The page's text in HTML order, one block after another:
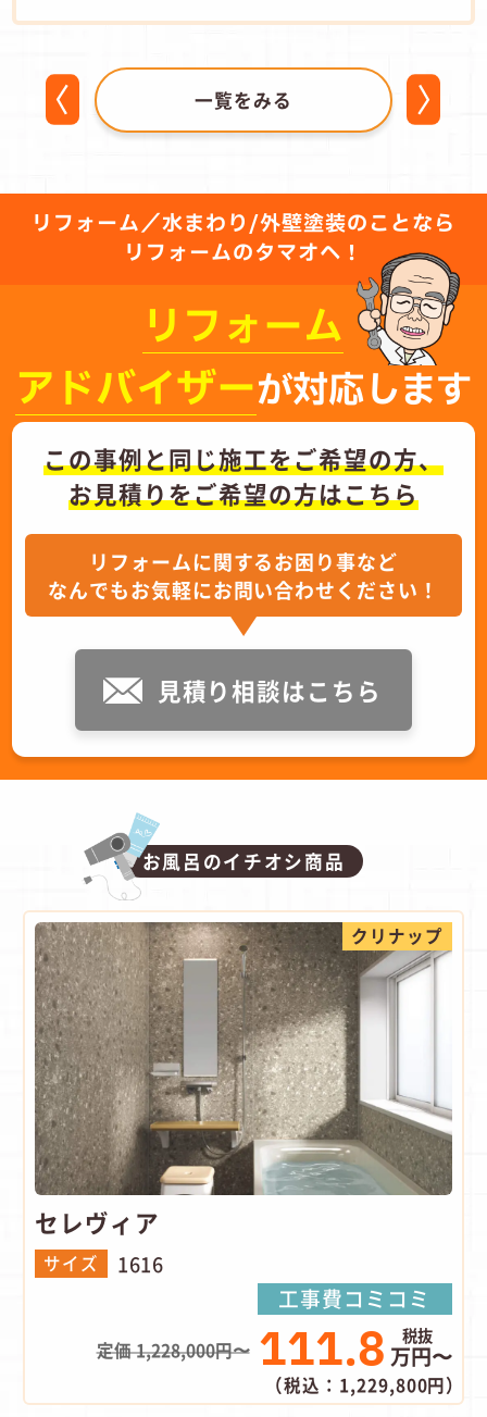
一覧をみる
リフォーム／水まわり/外壁塗装のことなら
リフォームのタマオへ！
リフォーム
アドバイザーが対応します
この事例と同じ施工をご希望の方、
お見積りをご希望の方はこちら
リフォームに関するお困り事など
なんでもお気軽にお問い合わせください！
見積り相談はこちら
お風呂のイチオシ商品
クリナップ
セレヴィア
サイズ 1616
工事費コミコミ
定価 1,228,000円〜 111.8 万円〜
（税込：1,229,800円）